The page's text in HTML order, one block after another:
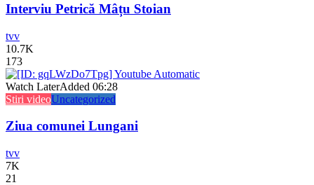
Interviu Petrică Mâțu Stoian
tvv
10.7K
173
Watch LaterAdded 06:28
Stiri videoUncategorized
Ziua comunei Lungani
tvv
7K
21